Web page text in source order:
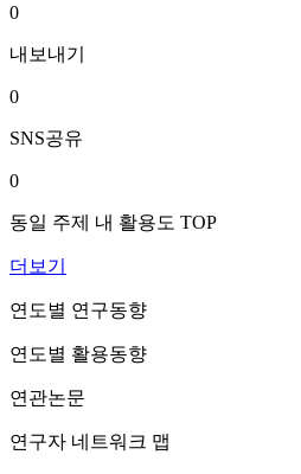
0
내보내기
0
SNS공유
0
동일 주제 내 활용도 TOP
더보기
연도별 연구동향
연도별 활용동향
연관논문
연구자 네트워크 맵